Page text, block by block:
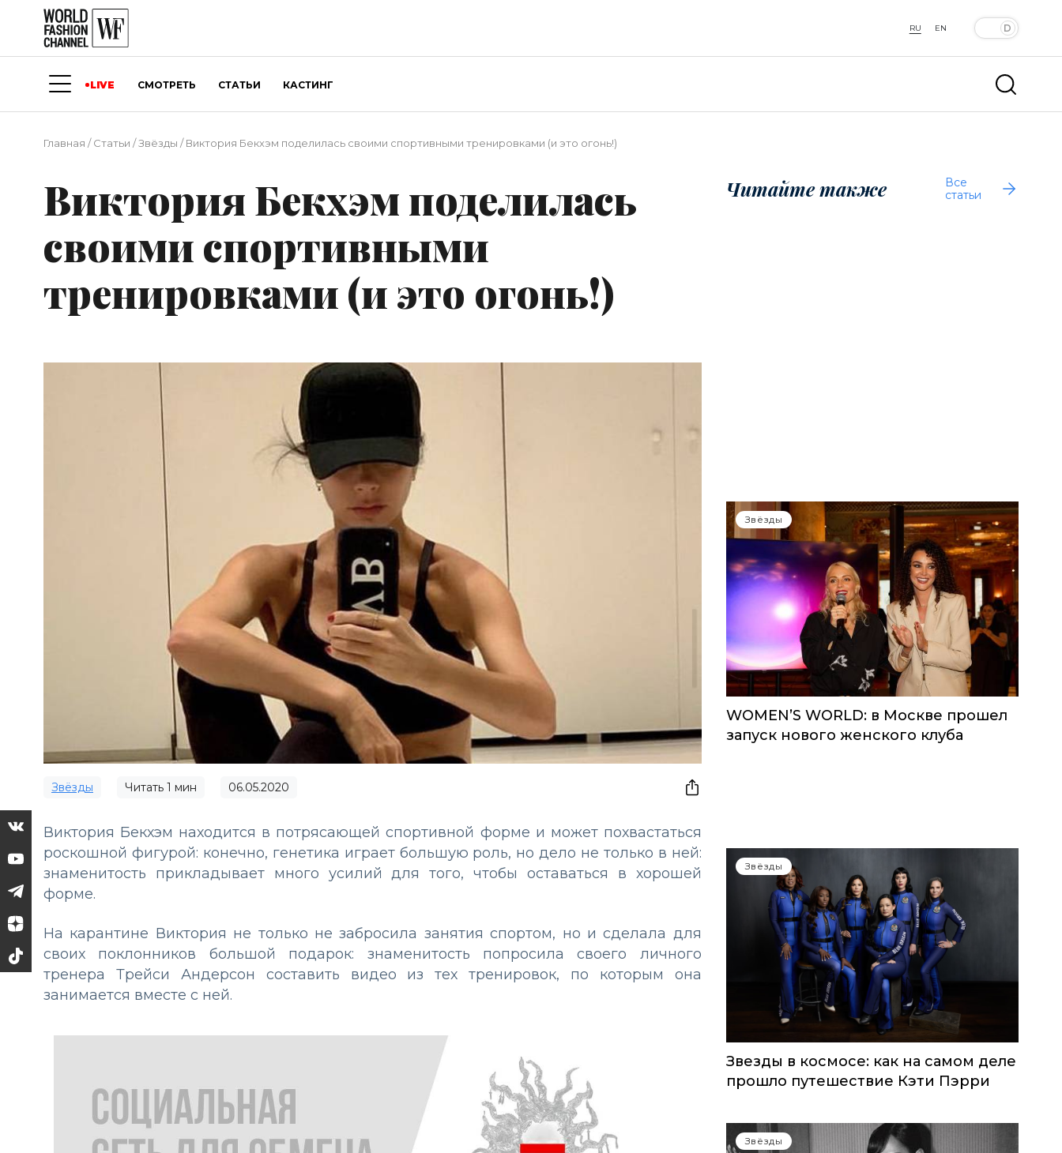
RU EN
LIVE СМОТРЕТЬ СТАТЬИ КАСТИНГ
Главная /Статьи /Звёзды /Виктория Бекхэм поделилась своими спортивными тренировками (и это огонь!)
Виктория Бекхэм поделилась
своими спортивными
тренировками (и это огонь!)
Звёзды Читать 1 мин 06.05.2020
Виктория Бекхэм находится в потрясающей спортивной форме и может похвастаться
роскошной фигурой: конечно, генетика играет большую роль, но дело не только в ней:
знаменитость прикладывает много усилий для того, чтобы оставаться в хорошей
форме.
На карантине Виктория не только не забросила занятия спортом, но и сделала для
своих поклонников большой подарок: знаменитость попросила своего личного
тренера Трейси Андерсон составить видео из тех тренировок, по которым она
занимается вместе с ней.
Читайте также
Все
статьи
Звёзды
WOMEN’S WORLD: в Москве прошел
запуск нового женского клуба
Звёзды
Звезды в космосе: как на самом деле
прошло путешествие Кэти Пэрри
Звёзды